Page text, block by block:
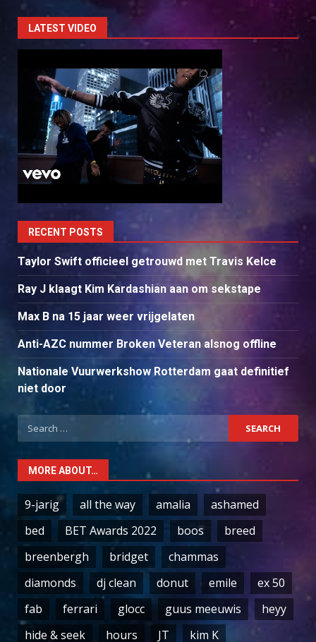
LATEST VIDEO
RECENT POSTS
Taylor Swift officieel getrouwd met Travis Kelce
Ray J klaagt Kim Kardashian aan om sekstape
Max B na 15 jaar weer vrijgelaten
Anti-AZC nummer Broken Veteran alsnog offline
Nationale Vuurwerkshow Rotterdam gaat definitief
niet door
Search
for:
MORE ABOUT…
9-jarig all the way amalia
ashamed
bed
BET Awards 2022 boos
breed
breenbergh
bridget
chammas
diamonds
dj clean donut emile
ex 50
fab
ferrari glocc guus meeuwis
heyy
hide & seek
hours JT
kim K